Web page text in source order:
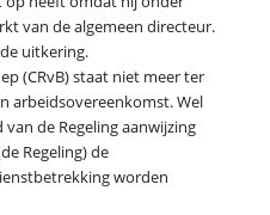
van de algemeen directeur.
uitkering.
(CRvB) staat niet meer ter
arbeidsovereenkomst. Wel
de Regeling aanwijzing
Regeling) de
worden